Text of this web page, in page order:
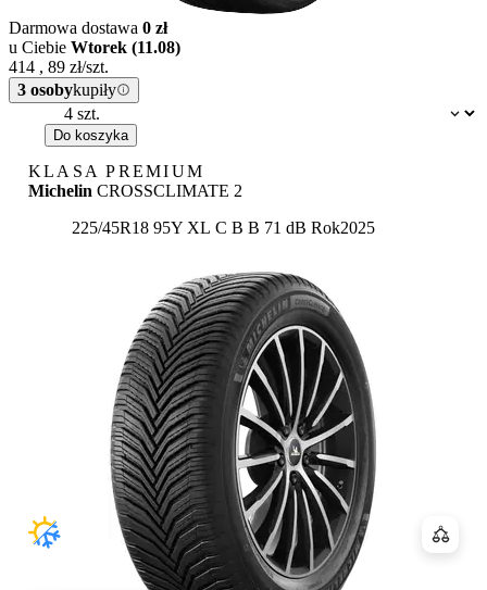
Dostępność:
Darmowa dostawa 0 zł
u Ciebie Wtorek (11.08)
414 , 89 zł/szt.
3 osobykupiły
Do koszyka
KLASA PREMIUM
Michelin CROSSCLIMATE 2
225/45R18 95Y XL Etykieta:
C B B 71 dB Rok2025